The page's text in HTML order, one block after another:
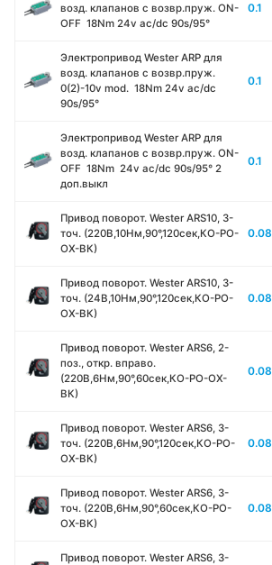
возд. клапанов с возвр.пруж. ON-
OFF 18Nm 24v ac/dc 90s/95°
0.1
Электропривод Wester ARР для
возд. клапанов с возвр.пруж.
0(2)-10v mod. 18Nm 24v ac/dc
90s/95°
0.1
Электропривод Wester ARР для
возд. клапанов с возвр.пруж. ON-
OFF 18Nm 24v ac/dc 90s/95° 2
доп.выкл
0.1
Привод поворот. Wester ARS10, 3-
точ. (220В,10Нм,90°,120сек,КО-РО-
ОХ-ВК)
0.08
Привод поворот. Wester ARS10, 3-
точ. (24В,10Нм,90°,120сек,КО-РО-
ОХ-ВК)
0.08
Привод поворот. Wester ARS6, 2-
поз., откр. вправо.
(220В,6Нм,90°,60сек,КО-РО-ОХ-
ВК)
0.08
Привод поворот. Wester ARS6, 3-
точ. (220В,6Нм,90°,120сек,КО-РО-
ОХ-ВК)
0.08
Привод поворот. Wester ARS6, 3-
точ. (220В,6Нм,90°,60сек,КО-РО-
ОХ-ВК)
0.08
Привод поворот. Wester ARS6, 3-